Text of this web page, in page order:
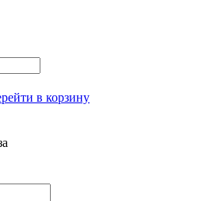
в корзину